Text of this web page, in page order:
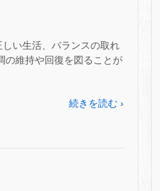
い生活、バランスの取れ
の維持や回復を図ることが
続きを読む ›